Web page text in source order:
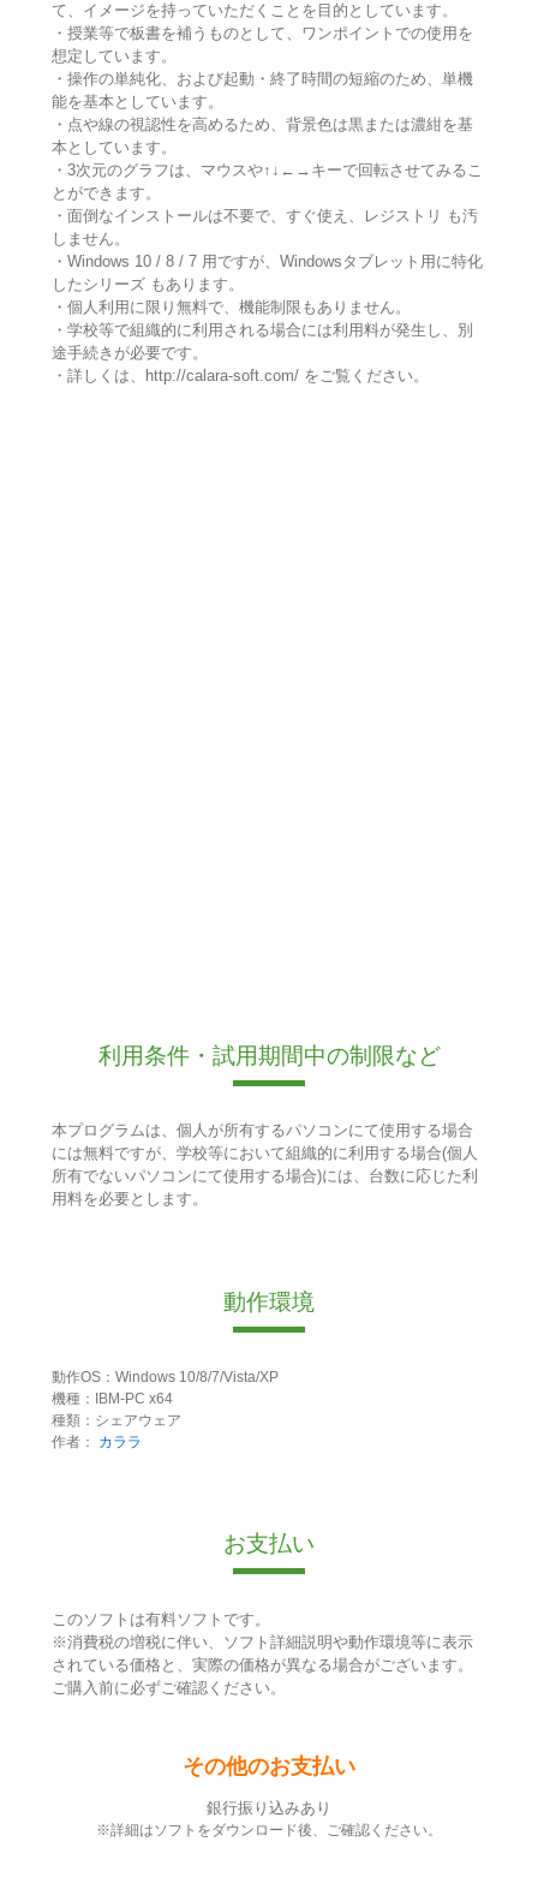
て、イメージを持っていただくことを目的としています。
・授業等で板書を補うものとして、ワンポイントでの使用を
想定しています。
・操作の単純化、および起動・終了時間の短縮のため、単機
能を基本としています。
・点や線の視認性を高めるため、背景色は黒または濃紺を基
本としています。
・3次元のグラフは、マウスや↑↓←→キーで回転させてみるこ
とができます。
・面倒なインストールは不要で、すぐ使え、レジストリ も汚
しません。
・Windows 10 / 8 / 7 用ですが、Windowsタブレット用に特化
したシリーズ もあります。
・個人利用に限り無料で、機能制限もありません。
・学校等で組織的に利用される場合には利用料が発生し、別
途手続きが必要です。
・詳しくは、http://calara-soft.com/ をご覧ください。
利用条件・試用期間中の制限など
本プログラムは、個人が所有するパソコンにて使用する場合
には無料ですが、学校等において組織的に利用する場合(個人
所有でないパソコンにて使用する場合)には、台数に応じた利
用料を必要とします。
動作環境
動作OS：Windows 10/8/7/Vista/XP
機種：IBM-PC x64
種類：シェアウェア
作者：
カララ
お支払い
このソフトは有料ソフトです。
※消費税の増税に伴い、ソフト詳細説明や動作環境等に表示
されている価格と、実際の価格が異なる場合がございます。
ご購入前に必ずご確認ください。
その他のお支払い
銀行振り込みあり
※詳細はソフトをダウンロード後、ご確認ください。